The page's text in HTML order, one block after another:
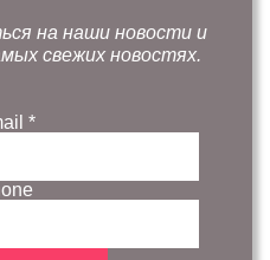
на наши новости и
свежих новостях.
*